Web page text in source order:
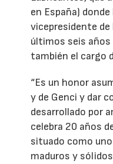
en España)
vicepresidente
últimos seis
también el cargo
“Es un honor
y de Genci y dar
desarrollado por
celebra 20 años
situado como
maduros y